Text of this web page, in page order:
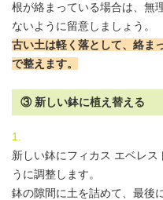
根が絡まっている場合は、無
ないように留意しましょう。
古い土は軽く落として、絡ま
で整えます。
③ 新しい鉢に植え替える
新しい鉢にフィカス エベレス
うに調整します。
鉢の隙間に土を詰めて、最後